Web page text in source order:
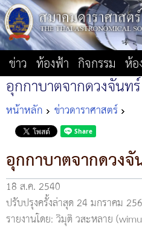
ข่าว ท้องฟ้า กิจกรรม ห้
อุกกาบาตจากดวงจันทร์
หน้าหลัก ข่าวดาราศาสตร์
อุกกาบาตจากดวง
18 ส.ค. 2540
ปรับปรุงครั้งล่าสุด 24 มกราคม
รายงานโดย: วิมุติ วสะหลาย